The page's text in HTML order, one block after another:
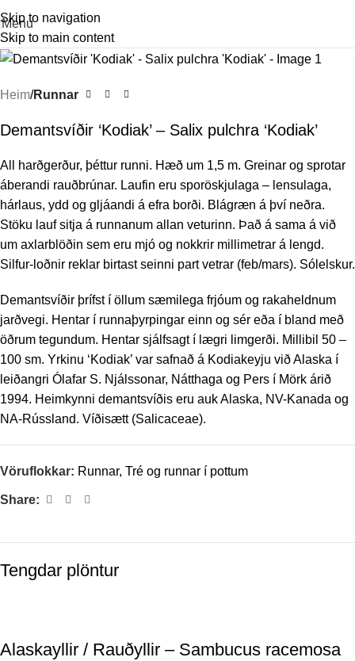
Skip to navigation
Skip to main content
Menu
Heim Runnar
Demantsvíðir ‘Kodiak’ – Salix pulchra ‘Kodiak’
All harðgerður, þéttur runni. Hæð um 1,5 m. Greinar og sprotar
áberandi rauðbrúnar. Laufin eru sporöskjulaga – lensulaga,
hárlaus, ydd og gljáandi á efra borði. Blágræn á því neðra.
Stöku lauf sitja á runnanum allan veturinn. Það á sama á við
um axlarblöðin sem eru mjó og nokkrir millimetrar á lengd.
Silfur-loðnir reklar birtast seinni part vetrar (feb/mars). Sólelskur.
Demantsvíðir þrífst í öllum sæmilega frjóum og rakaheldnum
jarðvegi. Hentar í runnaþyrpingar einn og sér eða í bland með
öðrum tegundum. Hentar sjálfsagt í lægri limgerði. Millibil 50 –
100 sm. Yrkinu ‘Kodiak’ var safnað á Kodiakeyju við Alaska í
leiðangri Ólafar S. Njálssonar, Nátthaga og Pers í Mörk árið
1994. Heimkynni demantsvíðis eru auk Alaska, NV-Kanada og
NA-Rússland. Víðisætt (Salicaceae).
Vöruflokkar: Runnar, Tré og runnar í pottum
Share:
Tengdar plöntur
Alaskayllir / Rauðyllir – Sambucus racemosa